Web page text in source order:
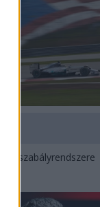
es szabályrendszere